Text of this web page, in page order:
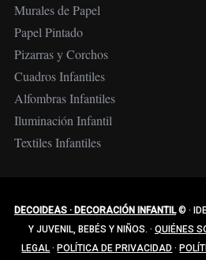
Murales de Papel
Papel Pintado
Pizarras y Corchos
Cuadros Infantiles
Alfombras Infantiles
Iluminación Infantil
Textiles Infantiles
DECOIDEAS · DECORACIÓN INFANTIL© ·
Y JUVENIL, BEBÉS Y NIÑOS. · QUIÉNES
LEGAL · POLÍTICA DE PRIVACIDAD ·